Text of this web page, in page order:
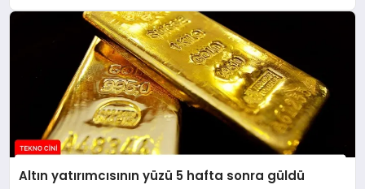
Altın yatırımcısının yüzü 5 hafta sonra güldü